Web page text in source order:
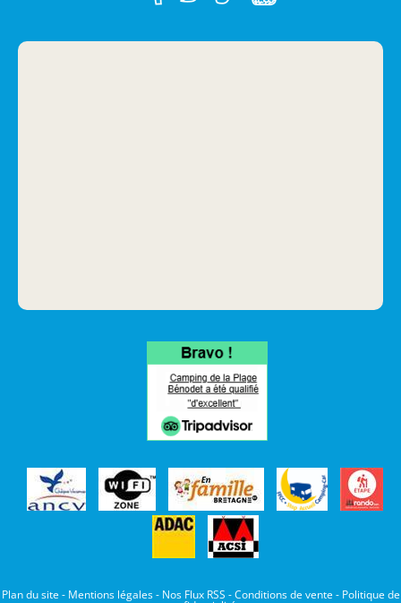
Plan du site - Mentions légales- Nos Flux RSS -Conditions de vente - Politique de